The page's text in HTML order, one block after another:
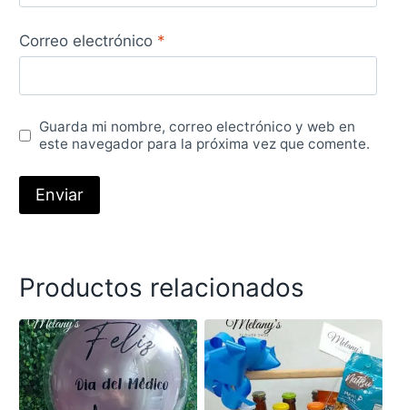
Correo electrónico *
Guarda mi nombre, correo electrónico y web en
este navegador para la próxima vez que comente.
Productos relacionados